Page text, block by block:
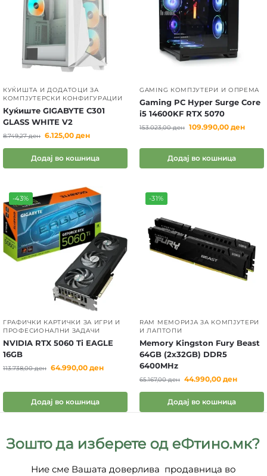
КУЌИШТА И ДОДАТОЦИ ЗА
КОМПЈУТЕРСКИ КОНФИГУРАЦИИ
Куќиште GIGABYTE C301
GLASS WHITE V2
8.749,27ден 6.125,00 ден
Додај во кошница
GAMING КОМПЈУТЕРИ И ОПРЕМА
Gaming PC Hyper Surge Core
i5 14600KF RTX 5070
153.023,00ден 109.990,00 ден
Додај во кошница
-43%
ГРАФИЧКИ КАРТИЧКИ ЗА ИГРИ И
ПРОФЕСИОНАЛНИ ЗАДАЧИ
NVIDIA RTX 5060 Ti EAGLE
16GB
113.738,00ден 64.990,00 ден
Додај во кошница
-31%
RAM МЕМОРИЈА ЗА КОМПЈУТЕРИ
И ЛАПТОПИ
Memory Kingston Fury Beast
64GB (2x32GB) DDR5
6400MHz
65.167,00ден 44.990,00 ден
Додај во кошница
Зошто да изберете од еФтино.мк?
Ние сме Вашата доверлива продавница во